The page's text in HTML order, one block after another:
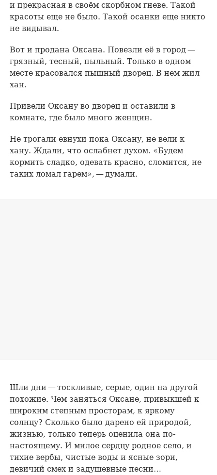
и прекрасная в своём скорбном гневе. Такой
красоты еще не было. Такой осанки еще никто
не видывал.
Вот и продана Оксана. Повезли её в город —
грязный, тесный, пыльный. Только в одном
месте красовался пышный дворец. В нем жил
хан.
Привели Оксану во дворец и оставили в
комнате, где было много женщин.
Не трогали евнухи пока Оксану, не вели к
хану. Ждали, что ослабнет духом. «Будем
кормить сладко, одевать красно, сломится, не
таких ломал гарем», — думали.
Шли дни — тоскливые, серые, один на другой
похожие. Чем заняться Оксане, привыкшей к
широким степным просторам, к яркому
солнцу? Сколько было дарено ей природой,
жизнью, только теперь оценила она по-
настоящему. И милое сердцу родное село, и
тихие вербы, чистые воды и ясные зори,
девичий смех и задушевные песни…